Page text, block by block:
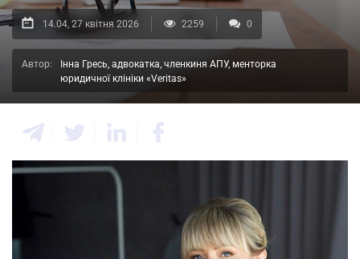
14.04, 27 квітня 2026 2259 0
Автор:
Інна Гресь, адвокатка, членкиня АПУ, менторка
юридичної клініки «Veritas»